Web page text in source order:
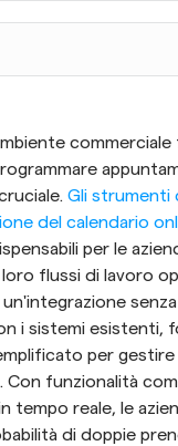
potenziata
con le ultime
i clienti in pochi minuti
Dinamico
sforzo riunioni con
quando succede
Gli strumenti
del calendario
per le
loro flussi di lavoro
i sistemi esistenti,
per gestire
Con funzionalità
tempo reale, le
di doppie